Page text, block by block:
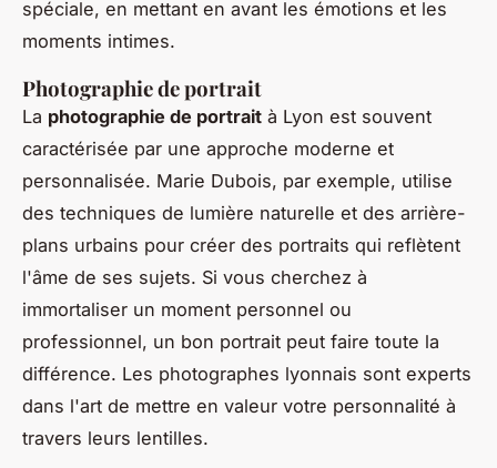
spéciale, en mettant en avant les émotions et les
moments intimes.
Photographie de portrait
La photographie de portrait à Lyon est souvent
caractérisée par une approche moderne et
personnalisée. Marie Dubois, par exemple, utilise
des techniques de lumière naturelle et des arrière-
plans urbains pour créer des portraits qui reflètent
l'âme de ses sujets. Si vous cherchez à
immortaliser un moment personnel ou
professionnel, un bon portrait peut faire toute la
différence. Les photographes lyonnais sont experts
dans l'art de mettre en valeur votre personnalité à
travers leurs lentilles.